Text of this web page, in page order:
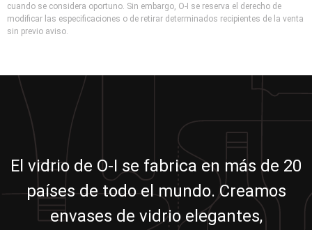
cuando se considera oportuno. Sin embargo, O-I se reserva el derecho de
modificar las especificaciones o de retirar determinados recipientes de la venta
sin previo aviso.
El vidrio de O-I se fabrica en más de 20
países de todo el mundo. Creamos
envases de vidrio elegantes,